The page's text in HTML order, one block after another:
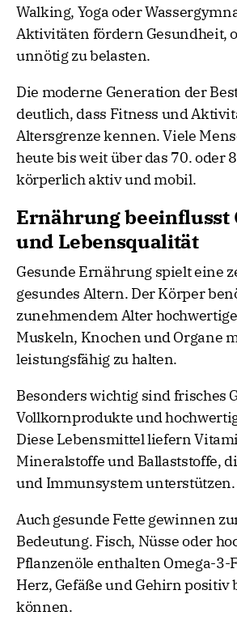
Walking, Yoga oder
Aktivitäten fördern Gesundheit,
unnötig zu belasten.
Die moderne Generation der
deutlich, dass Fitness und
Altersgrenze kennen. Viele
heute bis weit über das 70. oder
körperlich aktiv und mobil.
Ernährung beeinflusst
und Lebensqualität
Gesunde Ernährung spielt eine
gesundes Altern. Der Körper
zunehmendem Alter
Muskeln, Knochen und Organe
leistungsfähig zu halten.
Besonders wichtig sind frisches
Vollkornprodukte und
Diese Lebensmittel liefern
Mineralstoffe und Ballaststoffe,
und Immunsystem unterstützen.
Auch gesunde Fette gewinnen
Bedeutung. Fisch, Nüsse oder
Pflanzenöle enthalten Omega-3-
Herz, Gefäße und Gehirn positiv
können.